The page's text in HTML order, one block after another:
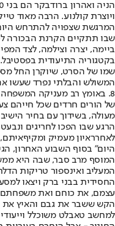
ויוצרת קולנוע. הרבה מאוד
שבו תתקיים הקרנת הבכורה
ביימה, יצרה וצילמה, לצד
בקטגוריה התיעודית בפסטיבל.
המשולש והבלתי נפרד שעשו
8. באומץ רב מעניקה
של הורים חרדים שכל חייהם
מעולה, בשידוך עם בחיר
הרגע שבו הפכו לחריגים
לאחרראיון מעמיק ומקיף
היום" בסוף השבוע האחרון,
המוסף מרב סבר, שבה היא
המעליב ואינספור טריקות
החסידית בבני ברק ויצאו
עצמם, את כוחם ואת
הקש ששבר את גבם והאיץ את
למחשב טאבלט משוכלל